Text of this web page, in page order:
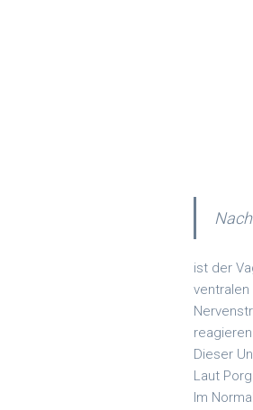
ist der
reagieren
Dieser
Laut
Im